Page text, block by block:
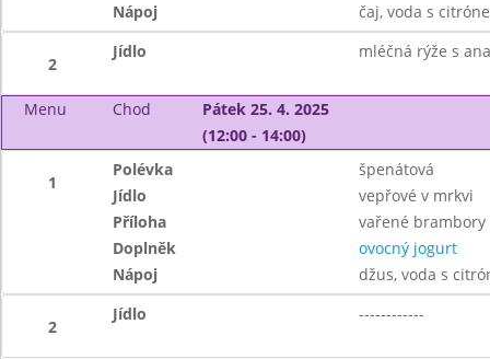
Nápoj
čaj, voda s
2
Jídlo mléčná rýže s
Menu Chod
Pátek 25. 4. 2025
(12:00 - 14:00)
1
Polévka
špenátová
Jídlo
vepřové v mrkvi
Příloha
vařené brambory
Doplněk
ovocný jogurt
Nápoj
džus, voda s
2
Jídlo ------------